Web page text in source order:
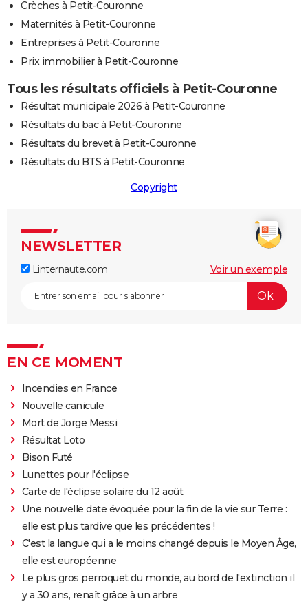
Crèches à Petit-Couronne
Maternités à Petit-Couronne
Entreprises à Petit-Couronne
Prix immobilier à Petit-Couronne
Tous les résultats officiels à Petit-Couronne
Résultat municipale 2026 à Petit-Couronne
Résultats du bac à Petit-Couronne
Résultats du brevet à Petit-Couronne
Résultats du BTS à Petit-Couronne
Copyright
NEWSLETTER
Linternaute.com Voir un exemple
EN CE MOMENT
Incendies en France
Nouvelle canicule
Mort de Jorge Messi
Résultat Loto
Bison Futé
Lunettes pour l'éclipse
Carte de l'éclipse solaire du 12 août
Une nouvelle date évoquée pour la fin de la vie sur Terre :
elle est plus tardive que les précédentes !
C'est la langue qui a le moins changé depuis le Moyen Âge,
elle est européenne
Le plus gros perroquet du monde, au bord de l'extinction il
y a 30 ans, renaît grâce à un arbre